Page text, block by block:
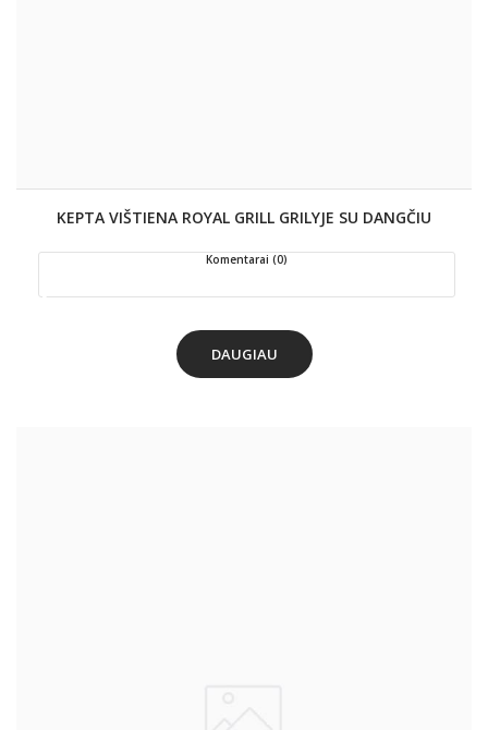
KEPTA VIŠTIENA ROYAL GRILL GRILYJE SU DANGČIU
Komentarai (0)
DAUGIAU